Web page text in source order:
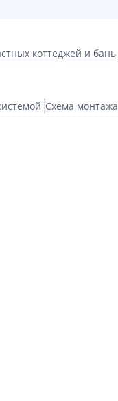
коттеджей и бань
Схема